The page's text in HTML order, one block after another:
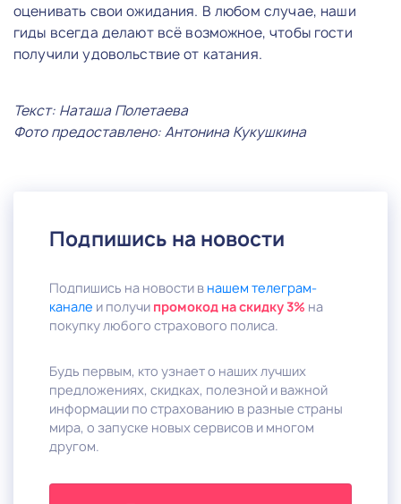
Подпишись на новости
Подпишись на новости в нашем телеграм-
канале и получи промокод на скидку 3% на
покупку любого страхового полиса.
Будь первым, кто узнает о наших лучших
предложениях, скидках, полезной и важной
информации по страхованию в разные страны
мира, о запуске новых сервисов и многом
другом.
оценивать свои ожидания. В любом случае, наши
гиды всегда делают всё возможное, чтобы гости
получили удовольствие от катания.
Текст: Наташа Полетаева
Фото предоставлено: Антонина Кукушкина